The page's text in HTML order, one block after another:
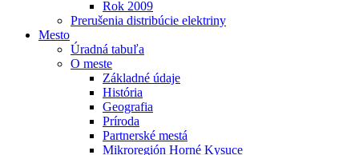
Rok 2009
Prerušenia distribúcie elektriny
Mesto
Úradná tabuľa
O meste
Základné údaje
História
Geografia
Príroda
Partnerské mestá
Mikroregión Horné Kysuce